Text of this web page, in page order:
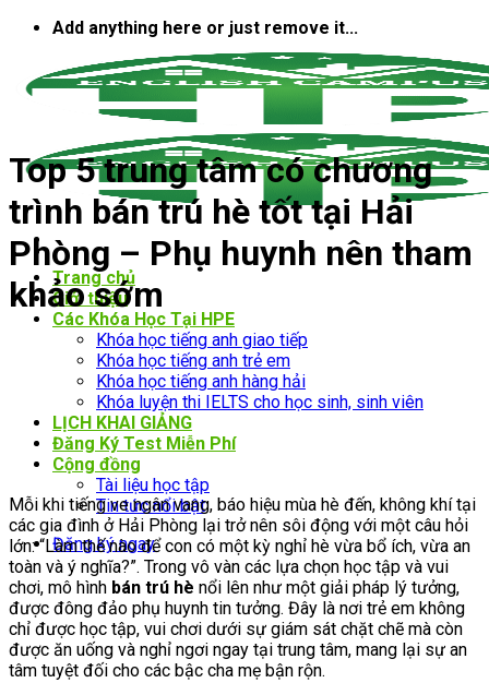
dung
Add anything here or just remove it...
Trang chủ
Giới thiệu
Các Khóa Học Tại HPE
Khóa học tiếng anh giao tiếp
Khóa học tiếng anh trẻ em
Khóa học tiếng anh hàng hải
Khóa luyện thi IELTS cho học sinh, sinh viên
LỊCH KHAI GIẢNG
Đăng Ký Test Miễn Phí
Cộng đồng
Tài liệu học tập
Tin tức nổi bật
Đăng ký ngay
Top 5 trung tâm có chương
trình bán trú hè tốt tại Hải
Phòng – Phụ huynh nên tham
khảo sớm
Mỗi khi tiếng ve ngân vang, báo hiệu mùa hè đến, không khí tại
các gia đình ở Hải Phòng lại trở nên sôi động với một câu hỏi
lớn: “Làm thế nào để con có một kỳ nghỉ hè vừa bổ ích, vừa an
toàn và ý nghĩa?”. Trong vô vàn các lựa chọn học tập và vui
chơi, mô hình bán trú hè nổi lên như một giải pháp lý tưởng,
được đông đảo phụ huynh tin tưởng. Đây là nơi trẻ em không
chỉ được học tập, vui chơi dưới sự giám sát chặt chẽ mà còn
được ăn uống và nghỉ ngơi ngay tại trung tâm, mang lại sự an
tâm tuyệt đối cho các bậc cha mẹ bận rộn.